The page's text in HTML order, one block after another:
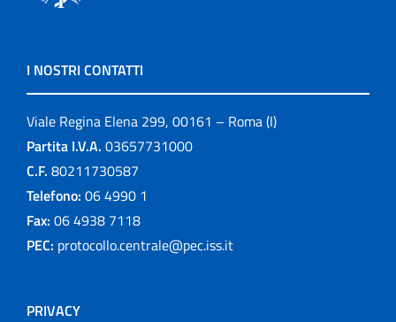
I NOSTRI CONTATTI
Viale Regina Elena 299, 00161 – Roma (I)
Partita I.V.A. 03657731000
C.F. 80211730587
Telefono: 06 4990 1
Fax: 06 4938 7118
PEC: protocollo.centrale@pec.iss.it
PRIVACY